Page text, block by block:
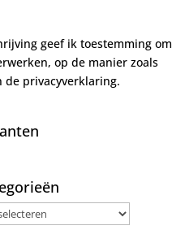
geef ik toestemming
op de manier zoals
de privacyverklaring.